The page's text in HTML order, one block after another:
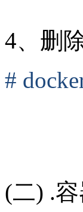
4、删
#
(二) .